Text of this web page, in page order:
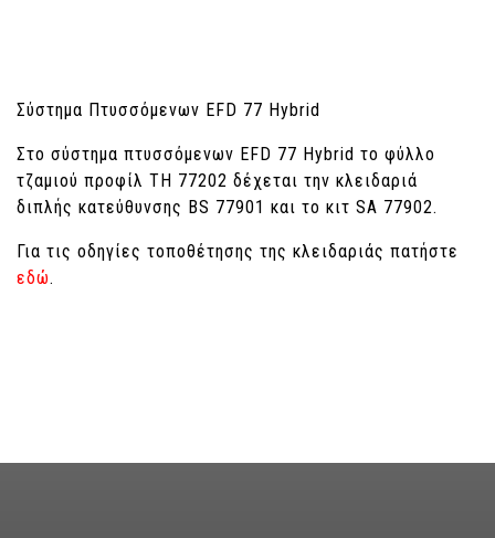
Σύστημα Πτυσσόμενων EFD 77 Hybrid
Στο σύστημα πτυσσόμενων EFD 77 Hybrid το φύλλο
τζαμιού προφίλ ΤΗ 77202 δέχεται την κλειδαριά
διπλής κατεύθυνσης BS 77901 και το κιτ SA 77902.
Για τις οδηγίες τοποθέτησης της κλειδαριάς πατήστε
εδώ.